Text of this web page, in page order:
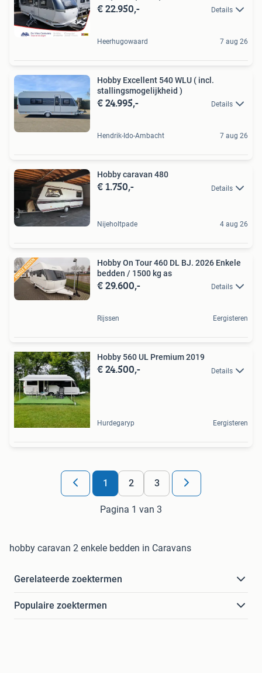
€ 22.950,- Details
Heerhugowaard 7 aug 26
Hobby Excellent 540 WLU ( incl.
stallingsmogelijkheid )
€ 24.995,- Details
Hendrik-Ido-Ambacht 7 aug 26
Hobby caravan 480
€ 1.750,- Details
Nijeholtpade 4 aug 26
Hobby On Tour 460 DL BJ. 2026 Enkele
bedden / 1500 kg as
€ 29.600,- Details
Rijssen Eergisteren
Hobby 560 UL Premium 2019
€ 24.500,- Details
Hurdegaryp Eergisteren
1 2 3
Pagina 1 van 3
hobby caravan 2 enkele bedden in Caravans
Gerelateerde zoektermen
Populaire zoektermen